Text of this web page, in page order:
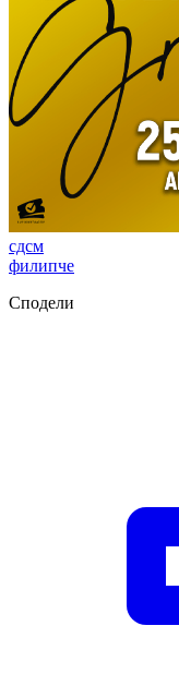
сдсм
филипче
Сподели